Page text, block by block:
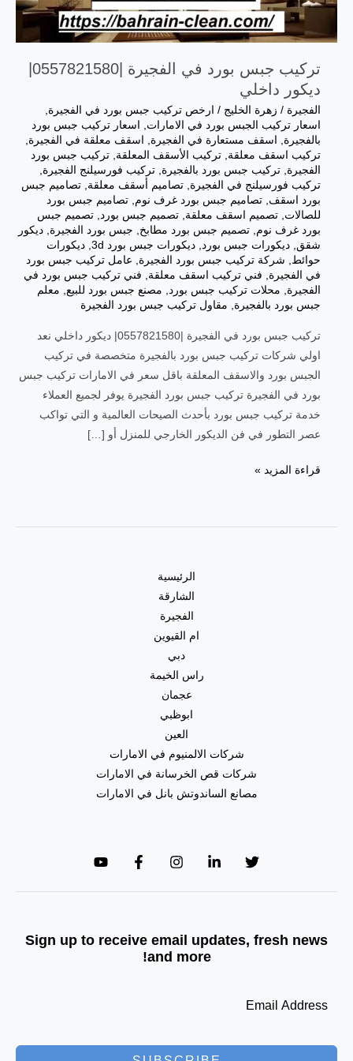
تركيب جبس بورد في الفجيرة |0557821580|
ديكور داخلي
الفجيرة / زهرة الخليج / ارخص تركيب جبس بورد في الفجيرة,
اسعار تركيب الجبس بورد في الامارات,
اسعار تركيب جبس بورد
بالفجيرة, اسقف مستعارة في الفجيرة, اسقف معلقة في الفجيرة,
تركيب اسقف معلقة, تركيب الأسقف المعلقة, تركيب جبس بورد
الفجيرة, تركيب جبس بورد بالفجيرة, تركيب فورسيلنج الفجيرة,
تركيب فورسيلنج في الفجيرة, تصاميم أسقف معلقة, تصاميم جبس
بورد اسقف, تصاميم جبس بورد غرف نوم, تصاميم جبس بورد
للصالات, تصميم اسقف معلقة, تصميم جبس بورد, تصميم جبس
بورد غرف نوم, تصميم جبس بورد مطابخ, جبس بورد الفجيرة, ديكور
شقق, ديكورات جبس بورد, ديكورات جبس بورد 3d , ديكورات
حوائط, شركة تركيب جبس بورد الفجيرة, عامل تركيب جبس بورد
في الفجيرة, فني تركيب اسقف معلقة, فني تركيب جبس بورد في
الفجيرة, محلات تركيب جبس بورد, مصنع جبس بورد للبيع, معلم
جبس بورد بالفجيرة, مقاول تركيب جبس بورد الفجيرة
تركيب جبس بورد في الفجيرة |0557821580| ديكور داخلي نعد
اولي شركات تركيب جبس بورد بالفجيرة متخصصة في تركيب
الجبس بورد والاسقف المعلقة باقل سعر في الامارات تركيب جبس
بورد في الفجيرة تركيب جبس بورد الفجيرة يوفر لجميع العملاء
خدمة تركيب جبس بورد بأحدث الصيحات العالمية و التي تواكب
عصر التطور في فن الديكور الخارجي للمنزل أو […]
قراءة المزيد »
الرئيسية
الشارقة
الفجيرة
ام القيوين
دبي
راس الخيمة
عجمان
ابوظبي
العين
شركات الالمنيوم في الامارات
شركات قص الخرسانة في الامارات
مصانع الساندوتش بانل في الامارات
Sign up to receive email updates, fresh news
and more!